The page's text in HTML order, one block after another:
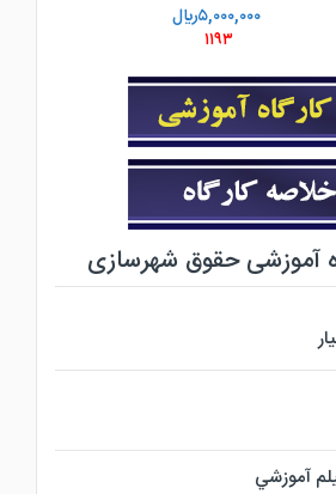
۵,۰۰۰,۰۰۰ريال
۱۱۹۳
آموزشی حقوق شهرسازی
آموزشي